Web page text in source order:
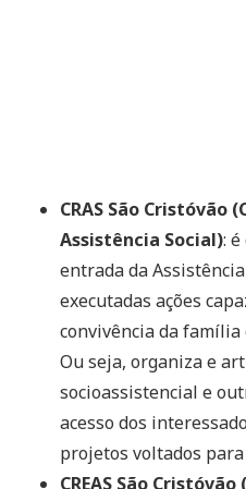
CRAS São Cristóvão
Assistência Social):
entrada da
executadas ações
convivência da família
Ou seja, organiza e
socioassistencial e
acesso dos
projetos voltados
CREAS São